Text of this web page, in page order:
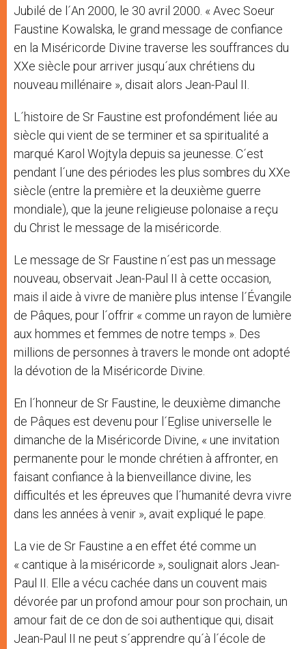
Jubilé de l´An 2000, le 30 avril 2000. « Avec Soeur
Faustine Kowalska, le grand message de confiance
en la Miséricorde Divine traverse les souffrances du
XXe siècle pour arriver jusqu´aux chrétiens du
nouveau millénaire », disait alors Jean-Paul II.
L´histoire de Sr Faustine est profondément liée au
siècle qui vient de se terminer et sa spiritualité a
marqué Karol Wojtyla depuis sa jeunesse. C´est
pendant l´une des périodes les plus sombres du XXe
siècle (entre la première et la deuxième guerre
mondiale), que la jeune religieuse polonaise a reçu
du Christ le message de la miséricorde.
Le message de Sr Faustine n´est pas un message
nouveau, observait Jean-Paul II à cette occasion,
mais il aide à vivre de manière plus intense l´Évangile
de Pâques, pour l´offrir « comme un rayon de lumière
aux hommes et femmes de notre temps ». Des
millions de personnes à travers le monde ont adopté
la dévotion de la Miséricorde Divine.
En l´honneur de Sr Faustine, le deuxième dimanche
de Pâques est devenu pour l´Eglise universelle le
dimanche de la Miséricorde Divine, « une invitation
permanente pour le monde chrétien à affronter, en
faisant confiance à la bienveillance divine, les
difficultés et les épreuves que l´humanité devra vivre
dans les années à venir », avait expliqué le pape.
La vie de Sr Faustine a en effet été comme un
« cantique à la miséricorde », soulignait alors Jean-
Paul II. Elle a vécu cachée dans un couvent mais
dévorée par un profond amour pour son prochain, un
amour fait de ce don de soi authentique qui, disait
Jean-Paul II ne peut s´apprendre qu´à l´école de